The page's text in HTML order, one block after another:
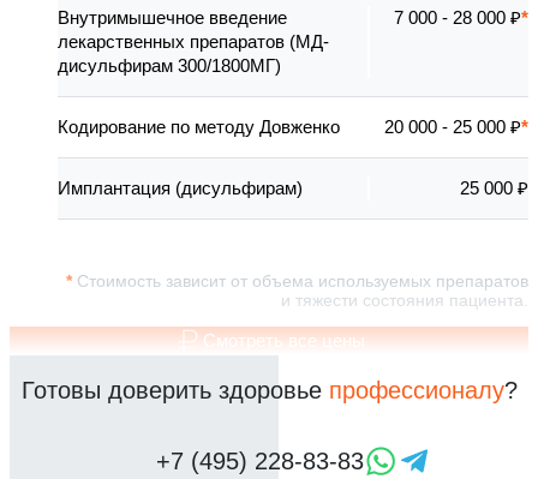
Стоимость зависит от объема используемых препаратов
и тяжести состояния пациента.
Внутримышечное введение
лекарственных препаратов (МД-
дисульфирам 300/1800МГ)
7 000 - 28 000 ₽
Кодирование по методу Довженко 20 000 - 25 000 ₽
Имплантация (дисульфирам) 25 000 ₽
Смотреть все цены
Готовы доверить здоровье профессионалу?